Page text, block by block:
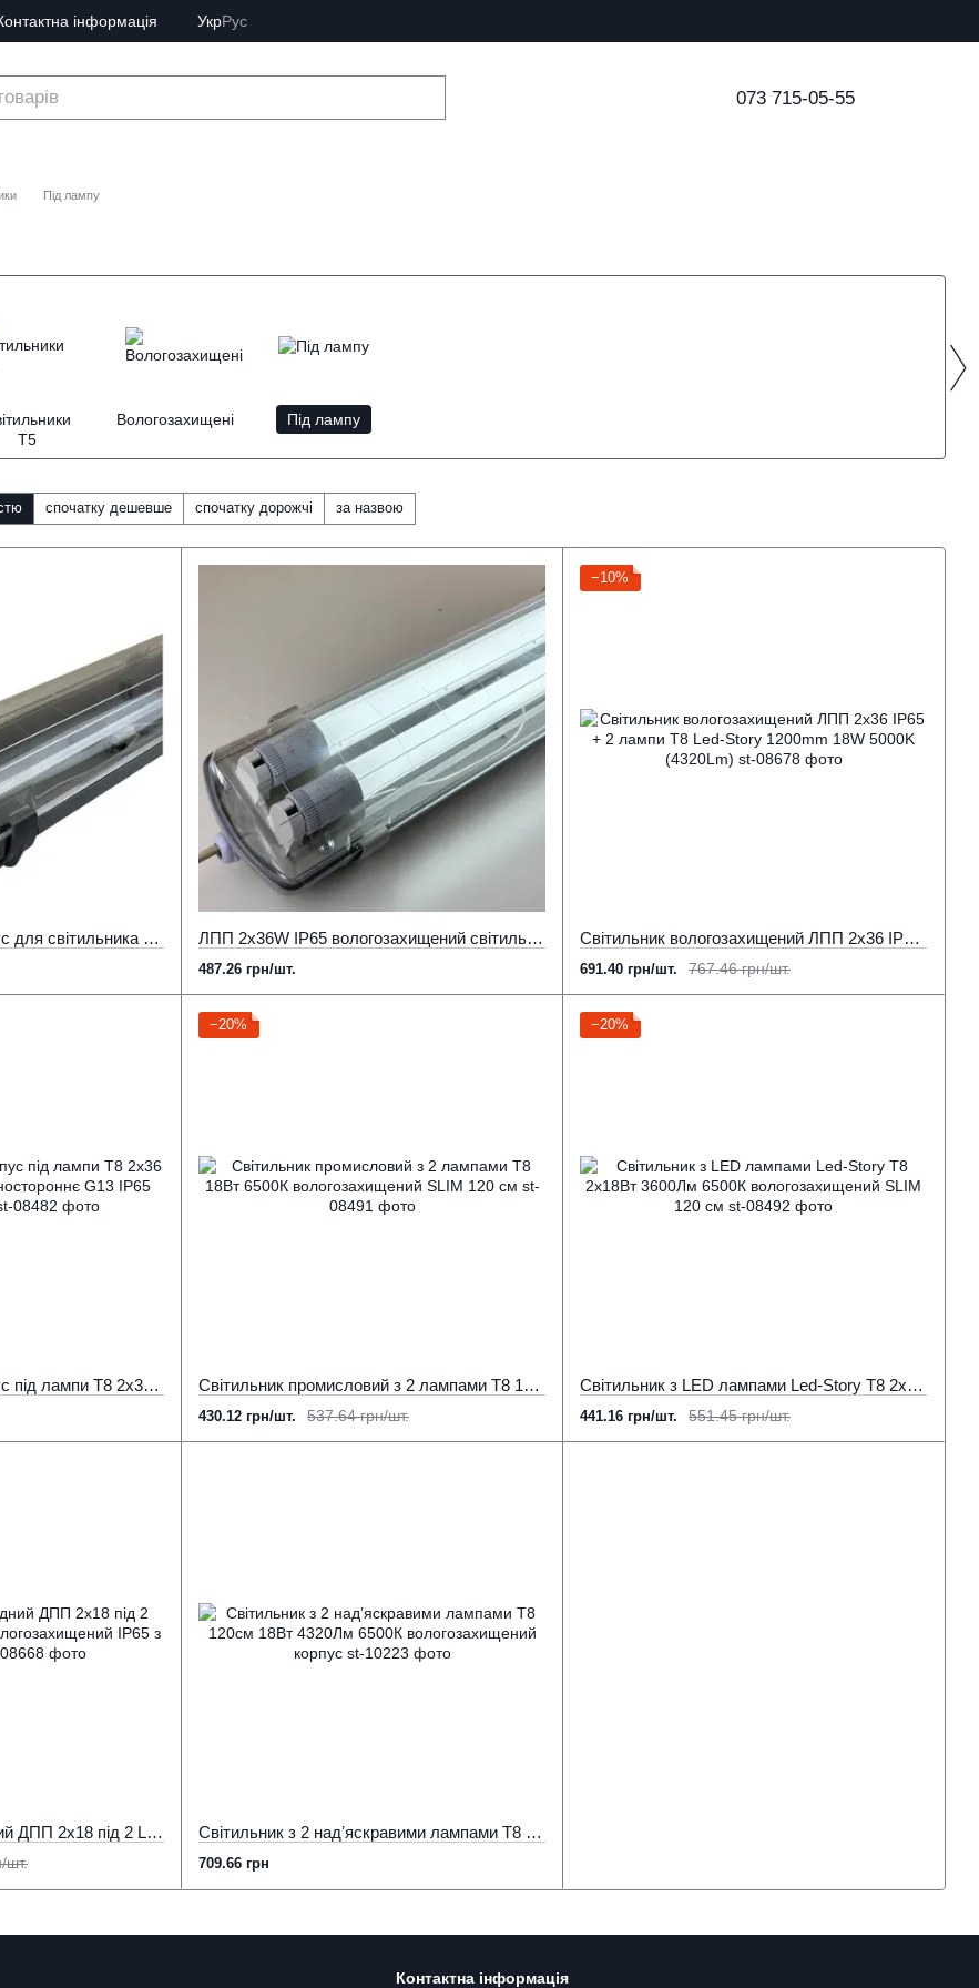
інформація УкрРус
073 715-05-55
Під лампу
Т5
Вологозахищені Під лампу
спочатку дешевше спочатку дорожчі за назвою
Вологозахищений корпус для світильника широкий ЛПП 2х36 IP65 під 2 довгі ЛЕД лампи 1,2м ЛПП 2х36W IP65 вологозахищений світильник з лампами Led Story 2х1800Lm Т8 G13 1,2м 6500K
487.26 грн/шт.
−10%
Світильник вологозахищений ЛПП 2x36 IP65 + 2 лампи Т8 Led-Story 1200mm 18W 5000K (4320Lm)
767.46 грн/шт.
691.40 грн/шт.
Вологозахищений корпус під лампи Т8 2х36 (2x16 LED) 1200мм одностороннє G13 IP65 SLIM Led Story
−20%
Світильник промисловий з 2 лампами Т8 18Вт 6500К вологозахищений SLIM 120 см
537.64 грн/шт.
430.12 грн/шт.
−20%
Cвітильник з LED лампами Led-Story Т8 2х18Вт 3600Лм 6500К вологозахищений SLIM 120 см
551.45 грн/шт.
441.16 грн/шт.
Світильник світлодіодний ДПП 2х18 під 2 LED лампи Т8 600мм вологозахищений IP65 з відбивачем
шт.
Cвітильник з 2 надʼяскравими лампами Т8 120см 18Вт 4320Лм 6500К вологозахищений корпус
709.66 грн
Контактна інформація